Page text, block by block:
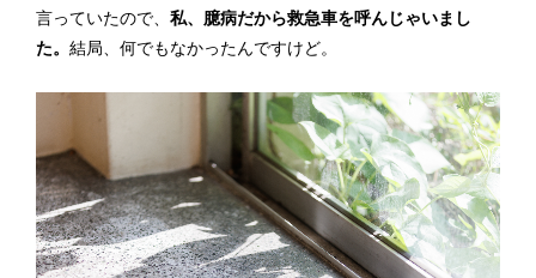
言っていたので、 私、臆病だから救急車を呼んじゃいまし
た。 結局、何でもなかったんですけど。